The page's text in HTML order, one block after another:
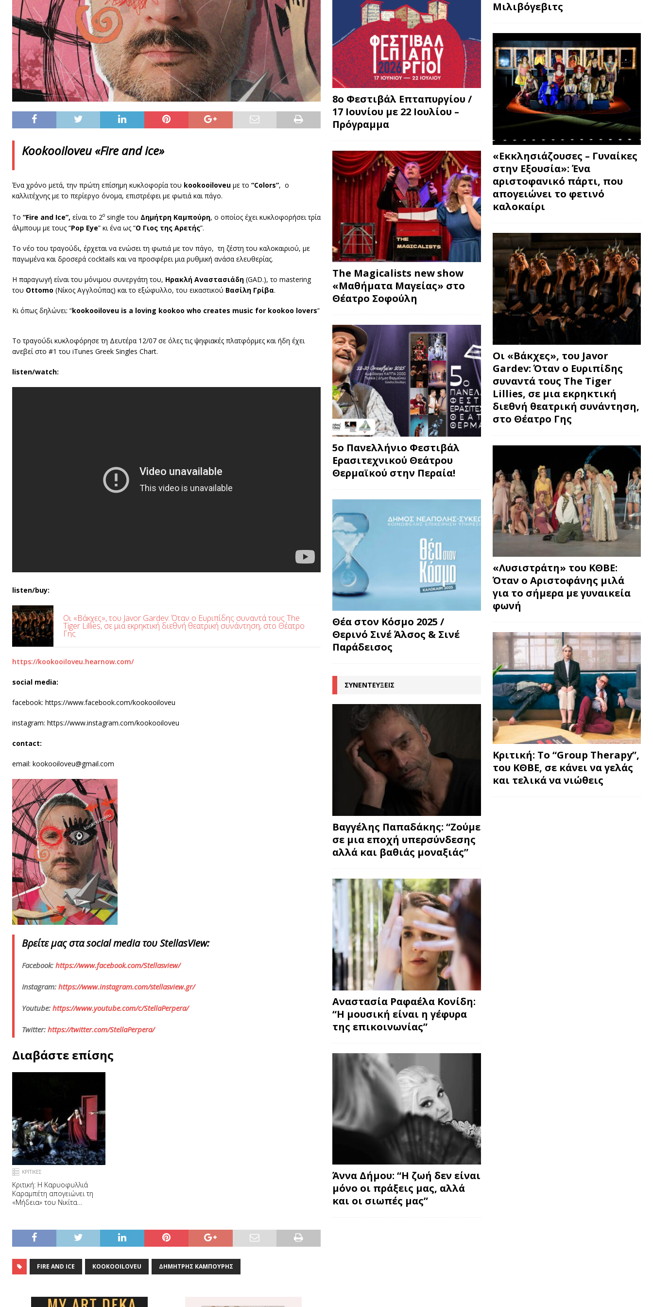
Kookooiloveu «Fire and ice»
Ένα χρόνο μετά, την πρώτη επίσημη κυκλοφορία του kookooiloveu με το “Colors”, ο
καλλιτέχνης με το περίεργο όνομα, επιστρέφει με φωτιά και πάγο.
Το “Fire and Ice”, είναι το 2ο single του Δημήτρη Καμπούρη, ο οποίος έχει κυκλοφορήσει τρία
άλμπουμ με τους “Pop Eye” κι ένα ως “Ο Γιος της Αρετής”.
Το νέο του τραγούδι, έρχεται να ενώσει τη φωτιά με τον πάγο, τη ζέστη του καλοκαιριού, με
παγωμένα και δροσερά cocktails και να προσφέρει μια ρυθμική ανάσα ελευθερίας.
Η παραγωγή είναι του μόνιμου συνεργάτη του, Ηρακλή Αναστασιάδη (GAD.), το mastering
του Ottomo (Νίκος Αγγλούπας) και το εξώφυλλο, του εικαστικού Βασίλη Γρίβα.
Κι όπως δηλώνει: “kookooiloveu is a loving kookoo who creates music for kookoo lovers”
Το τραγούδι κυκλοφόρησε τη Δευτέρα 12/07 σε όλες τις ψηφιακές πλατφόρμες και ήδη έχει
ανεβεί στο #1 του iTunes Greek Singles Chart.
listen/watch:
listen/buy:
Οι «Βάκχες», του Javor Gardev: Όταν ο Ευριπίδης συναντά τους The
Tiger Lillies, σε μια εκρηκτική διεθνή θεατρική συνάντηση, στο Θέατρο
Γης
https://kookooiloveu.hearnow.com/
social media:
facebook: https://www.facebook.com/kookooiloveu
instagram: https://www.instagram.com/kookooiloveu
contact:
email: kookooiloveu@gmail.com
Βρείτεμαςσταsocial mediaτουStellasView:
Facebook: https://www.facebook.com/Stellasview/
Instagram: https://www.instagram.com/stellasview.gr/
Youtube: https://www.youtube.com/c/StellaPerpera/
Twitter: https://twitter.com/StellaPerpera/
Διαβάστε επίσης
ΚΡΙΤΙΚΕΣ
Κριτική: Η Καρυοφυλλιά
Καραμπέτη απογειώνει τη
«Μήδεια» του Νικίτα
FIRE AND ICE KOOKOOILOVEU ΔΗΜΉΤΡΗΣ ΚΑΜΠΟΎΡΗΣ
8o Φεστιβάλ Επταπυργίου /
17 Ιουνίου με 22 Ιουλίου –
Πρόγραμμα
The Magicalists new show
«Μαθήματα Μαγείας» στο
Θέατρο Σοφούλη
5ο Πανελλήνιο Φεστιβάλ
Ερασιτεχνικού Θεάτρου
Θερμαϊκού στην Περαία!
Θέα στον Κόσμο 2025 /
Θερινό Σινέ Άλσος & Σινέ
Παράδεισος
ΣΥΝΕΝΤΕΥΞΕΙΣ
Βαγγέλης Παπαδάκης: “Ζούμε
σε μια εποχή υπερσύνδεσης
αλλά και βαθιάς μοναξιάς”
Αναστασία Ραφαέλα Κονίδη:
“Η μουσική είναι η γέφυρα
της επικοινωνίας”
Άννα Δήμου: “Η ζωή δεν είναι
μόνο οι πράξεις μας, αλλά
και οι σιωπές μας”
Μιλιβόγεβιτς
«Εκκλησιάζουσες – Γυναίκες
στην Εξουσία»: Ένα
αριστοφανικό πάρτι, που
απογειώνει το φετινό
καλοκαίρι
Οι «Βάκχες», του Javor
Gardev: Όταν ο Ευριπίδης
συναντά τους The Tiger
Lillies, σε μια εκρηκτική
διεθνή θεατρική συνάντηση,
στο Θέατρο Γης
«Λυσιστράτη» του ΚΘΒΕ:
Όταν ο Αριστοφάνης μιλά
για το σήμερα με γυναικεία
φωνή
Κριτική: Το “Group Therapy”,
του ΚΘΒΕ, σε κάνει να γελάς
και τελικά να νιώθεις